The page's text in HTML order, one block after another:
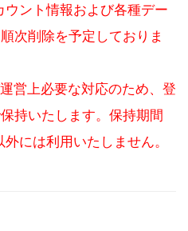
ント情報および各種デー
次削除を予定しておりま
営上必要な対応のため、登
持いたします。保持期間
には利用いたしません。